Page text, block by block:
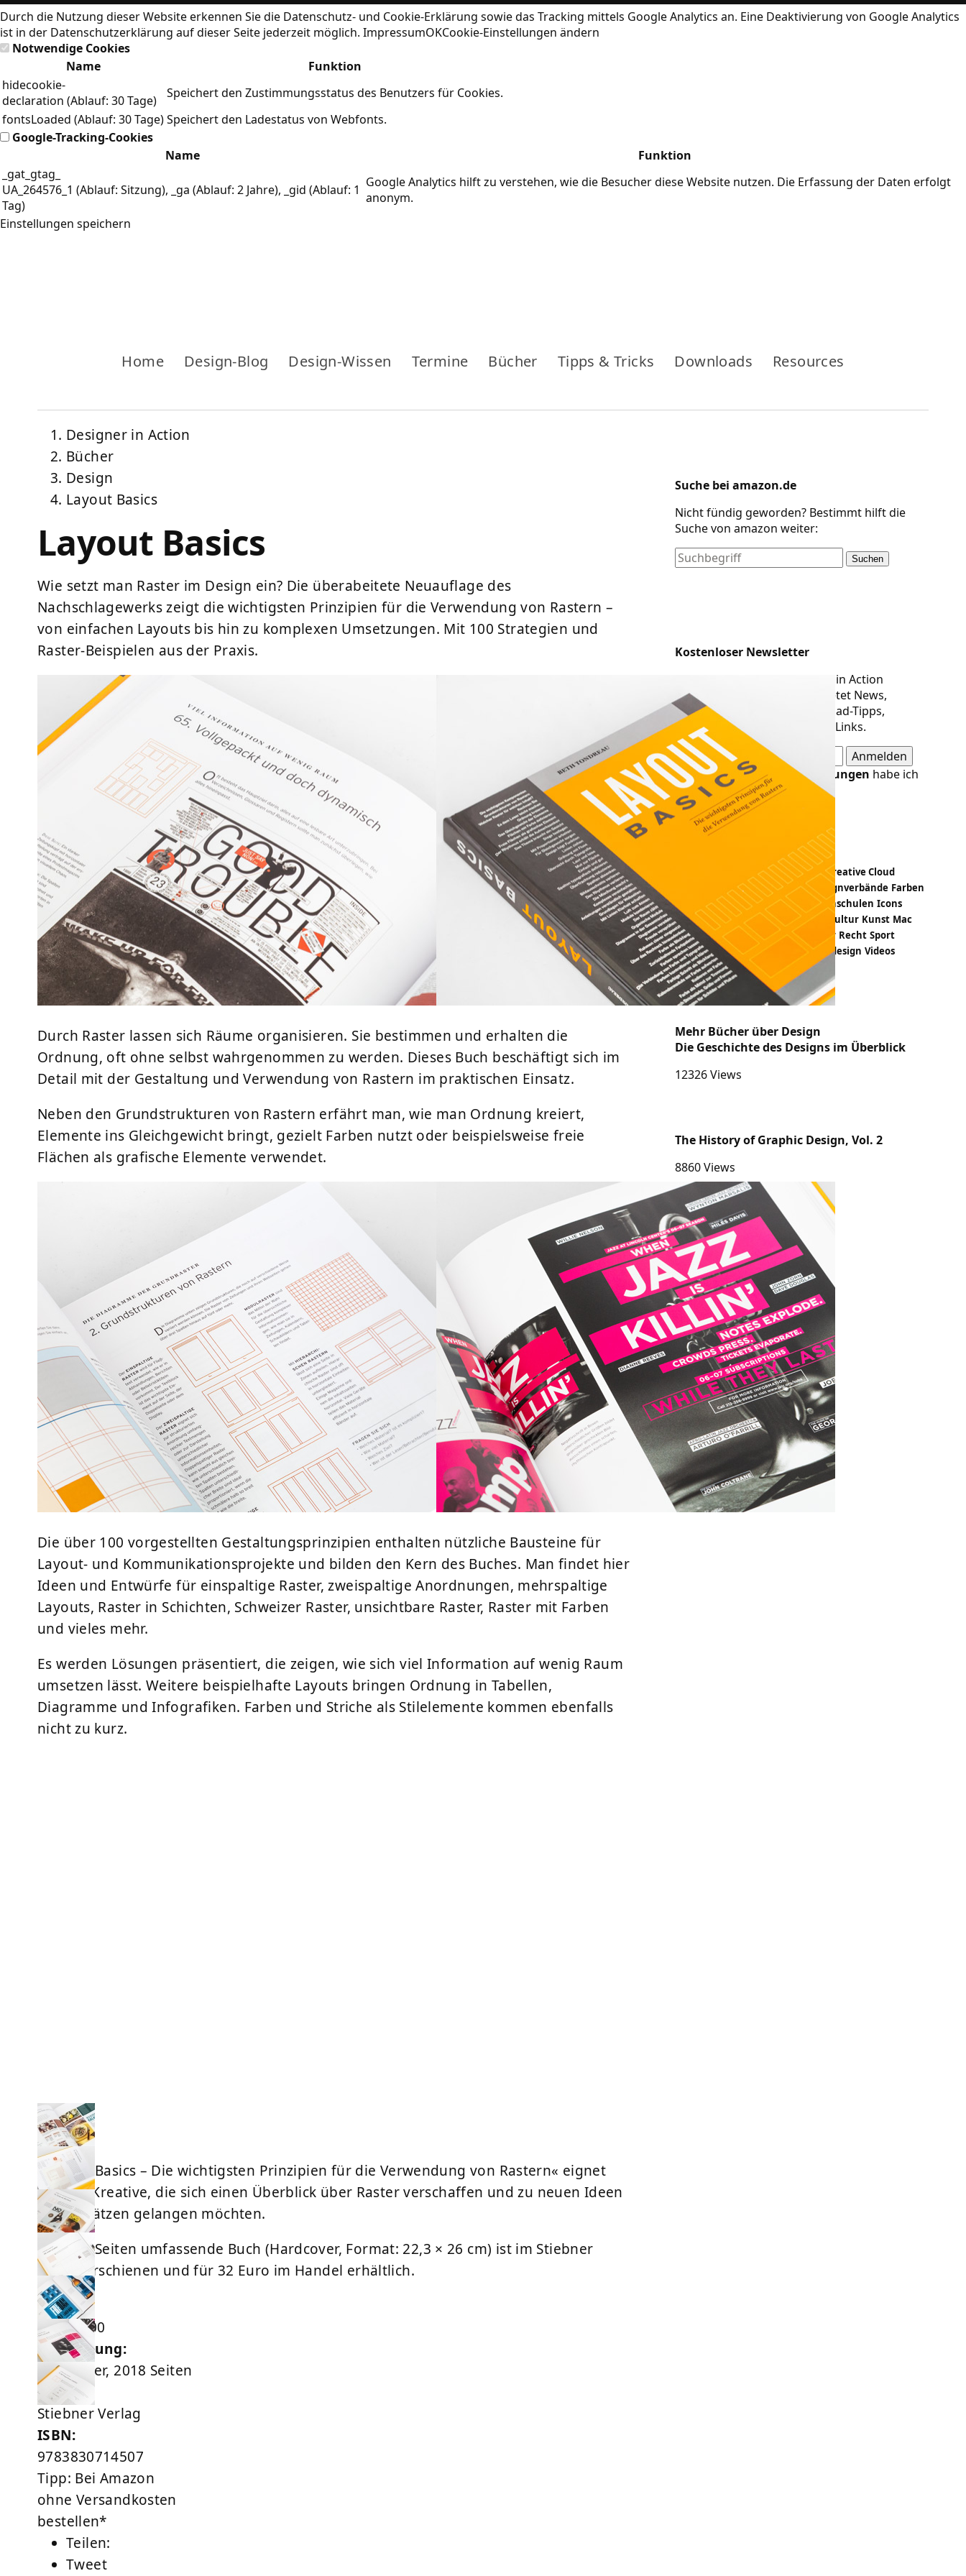
Durch die Nutzung dieser Website erkennen Sie die Datenschutz- und Cookie-Erklärung sowie das Tracking mittels Google Analytics an. Eine Deaktivierung von Google Analytics
ist in der Datenschutzerklärung auf dieser Seite jederzeit möglich. ImpressumOKCookie-Einstellungen ändern
Notwendige Cookies
Name
Funktion
hidecookie-
declaration (Ablauf: 30 Tage)
Speichert den Zustimmungsstatus des Benutzers für Cookies.
fontsLoaded (Ablauf: 30 Tage)Speichert den Ladestatus von Webfonts.
Google-Tracking-Cookies
Name
Funktion
_gat_gtag_
UA_264576_1 (Ablauf: Sitzung), _ga (Ablauf: 2 Jahre), _gid (Ablauf: 1
Tag)
Google Analytics hilft zu verstehen, wie die Besucher diese Website nutzen. Die Erfassung der Daten erfolgt
anonym.
Einstellungen speichern
Home Design-Blog Design-Wissen Termine Bücher Tipps & Tricks Downloads Resources
Designer in Action
Bücher
Design
Layout Basics
Layout Basics
Wie setzt man Raster im Design ein? Die überabeitete Neuauflage des
Nachschlagewerks zeigt die wichtigsten Prinzipien für die Verwendung von Rastern –
von einfachen Layouts bis hin zu komplexen Umsetzungen. Mit 100 Strategien und
Raster-Beispielen aus der Praxis.
Durch Raster lassen sich Räume organisieren. Sie bestimmen und erhalten die
Ordnung, oft ohne selbst wahrgenommen zu werden. Dieses Buch beschäftigt sich im
Detail mit der Gestaltung und Verwendung von Rastern im praktischen Einsatz.
Neben den Grundstrukturen von Rastern erfährt man, wie man Ordnung kreiert,
Elemente ins Gleichgewicht bringt, gezielt Farben nutzt oder beispielsweise freie
Flächen als grafische Elemente verwendet.
Die über 100 vorgestellten Gestaltungsprinzipien enthalten nützliche Bausteine für
Layout- und Kommunikationsprojekte und bilden den Kern des Buches. Man findet hier
Ideen und Entwürfe für einspaltige Raster, zweispaltige Anordnungen, mehrspaltige
Layouts, Raster in Schichten, Schweizer Raster, unsichtbare Raster, Raster mit Farben
und vieles mehr.
Es werden Lösungen präsentiert, die zeigen, wie sich viel Information auf wenig Raum
umsetzen lässt. Weitere beispielhafte Layouts bringen Ordnung in Tabellen,
Diagramme und Infografiken. Farben und Striche als Stilelemente kommen ebenfalls
nicht zu kurz.
»Layout Basics – Die wichtigsten Prinzipien für die Verwendung von Rastern« eignet
sich für Kreative, die sich einen Überblick über Raster verschaffen und zu neuen Ideen
und Ansätzen gelangen möchten.
Das 208 Seiten umfassende Buch (Hardcover, Format: 22,3 × 26 cm) ist im Stiebner
Verlag erschienen und für 32 Euro im Handel erhältlich.
Preis:
EUR 32,00
Ausführung:
Hardcover, 2018 Seiten
Verlag:
Stiebner Verlag
ISBN:
9783830714507
Tipp: Bei Amazon
ohne Versandkosten
bestellen*
Teilen:
Tweet
Suche bei amazon.de
Nicht fündig geworden? Bestimmt hilft die
Suche von amazon weiter:
Suchen
Kostenloser Newsletter
Der Newsletter von Designer in Action
erscheint alle 14 Tage und bietet News,
Meldungen, Termine, Download-Tipps,
Buchvorstellungen und neue Links.
DieDatenschutzbestimmungen habe ich
gelesen und akzeptiert.
Bildbearbeitung Branding Creative Cloud
Crowdfunding Designevents Designverbände Farben
Fashion Freeloads Hardware Hochschulen Icons
Illustration
Infografik Kalender Kultur Kunst Mac
Magazin
Papiermuster PDF Poster Recht Sport
Statistiken Trends Tutorials Typedesign Videos
Wallpapers Webdesign Windows
Mehr Bücher über Design
Die Geschichte des Designs im Überblick
12326 Views
The History of Graphic Design, Vol. 2
8860 Views